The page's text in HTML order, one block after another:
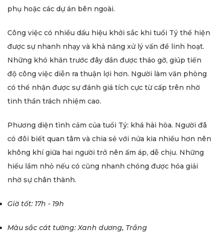
phụ hoặc các dự án bên ngoài.
Công việc có nhiều dấu hiệu khởi sắc khi tuổi Tý thể hiện
được sự nhanh nhạy và khả năng xử lý vấn đề linh hoạt.
Những khó khăn trước đây dần được tháo gỡ, giúp tiến
độ công việc diễn ra thuận lợi hơn. Người làm văn phòng
có thể nhận được sự đánh giá tích cực từ cấp trên nhờ
tinh thần trách nhiệm cao.
Phương diện tình cảm của tuổi Tý: khá hài hòa. Người đã
có đôi biết quan tâm và chia sẻ với nửa kia nhiều hơn nên
không khí giữa hai người trở nên ấm áp, dễ chịu. Những
hiểu lầm nhỏ nếu có cũng nhanh chóng được hóa giải
nhờ sự chân thành.
Giờ tốt: 17h - 19h
Màu sắc cát tường: Xanh dương, Trắng